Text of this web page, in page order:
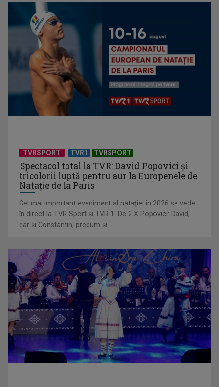
Federația SANITAS suspendă temporar greva generală din
sistemul sanitar
TVRSPORT TVR1 TVRSPORT
Spectacol total la TVR: David Popovici și
tricolorii luptă pentru aur la Europenele de
Natație de la Paris
Cel mai important eveniment al nataţiei în 2026 se vede
în direct la TVR Sport şi TVR 1. De 2 X Popovici: David,
dar şi Constantin, precum şi ...